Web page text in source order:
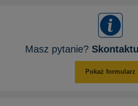
Masz pytanie?
Pokaż formularz